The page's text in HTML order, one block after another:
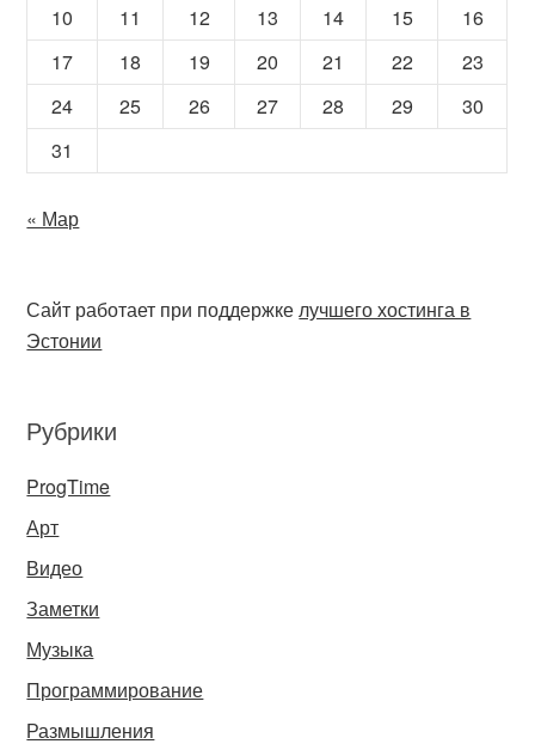
10
11 12 13 14 15
16
17
18 19 20 21 22
23
24
25 26 27 28 29
30
31
« Мар
Сайт работает при поддержкелучшего хостинга в
Эстонии
Рубрики
ProgTime
Арт
Видео
Заметки
Музыка
Программирование
Размышления